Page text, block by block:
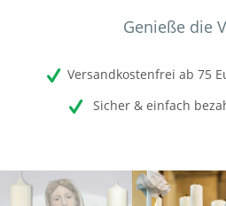
Genieße die
Versandkostenfrei ab 75
Sicher & einfach